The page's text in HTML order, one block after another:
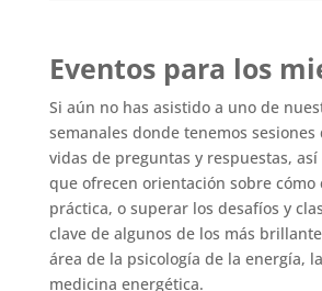
Eventos para los
Si aún no has asistido a uno de
semanales donde tenemos sesiones
vidas de preguntas y respuestas,
que ofrecen orientación sobre
práctica, o superar los desafíos y
clave de algunos de los más
área de la psicología de la energía,
medicina energética.